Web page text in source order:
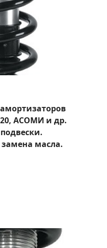
20, АСОМИ и др.
масла.